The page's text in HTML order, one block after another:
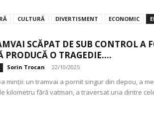
CULTURĂ DIVERTISMENT ECONOMIC
SCĂPAT DE SUB CONTROL A
PRODUCĂ O TRAGEDIE....
Sorin Trocan - 22/10/2025
minții: un tramvai a pornit singur din depou, a
kilometru fără vatman, a traversat una dintre